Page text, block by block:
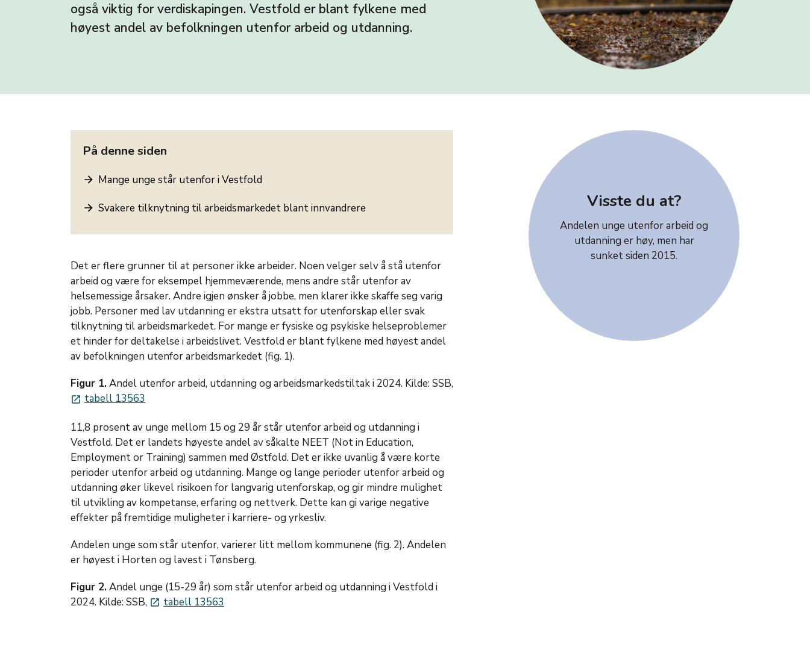
også viktig for verdiskapingen. Vestfold er blant fylkene med
høyest andel av befolkningen utenfor arbeid og utdanning.
På denne siden
Mange unge står utenfor i Vestfold
Svakere tilknytning til arbeidsmarkedet blant innvandrere
Det er flere grunner til at personer ikke arbeider. Noen velger selv å stå utenfor
arbeid og være for eksempel hjemmeværende, mens andre står utenfor av
helsemessige årsaker. Andre igjen ønsker å jobbe, men klarer ikke skaffe seg varig
jobb. Personer med lav utdanning er ekstra utsatt for utenforskap eller svak
tilknytning til arbeidsmarkedet. For mange er fysiske og psykiske helseproblemer
et hinder for deltakelse i arbeidslivet. Vestfold er blant fylkene med høyest andel
av befolkningen utenfor arbeidsmarkedet (fig. 1).
Figur 1.Andel utenfor arbeid, utdanning og arbeidsmarkedstiltak i 2024. Kilde: SSB,
launch tabell 13563
11,8 prosent av unge mellom 15 og 29 år står utenfor arbeid og utdanning i
Vestfold. Det er landets høyeste andel av såkalte NEET (Not in Education,
Employment or Training) sammen med Østfold. Det er ikke uvanlig å være korte
perioder utenfor arbeid og utdanning. Mange og lange perioder utenfor arbeid og
utdanning øker likevel risikoen for langvarig utenforskap, og gir mindre mulighet
til utvikling av kompetanse, erfaring og nettverk. Dette kan gi varige negative
effekter på fremtidige muligheter i karriere- og yrkesliv.
Andelen unge som står utenfor, varierer litt mellom kommunene (fig. 2). Andelen
er høyest i Horten og lavest i Tønsberg.
Figur 2.Andel unge (15-29 år) som står utenfor arbeid og utdanning i Vestfold i
2024. Kilde: SSB, launch tabell 13563
Visste du at?
Andelen unge utenfor arbeid og
utdanning er høy, men har
sunket siden 2015.